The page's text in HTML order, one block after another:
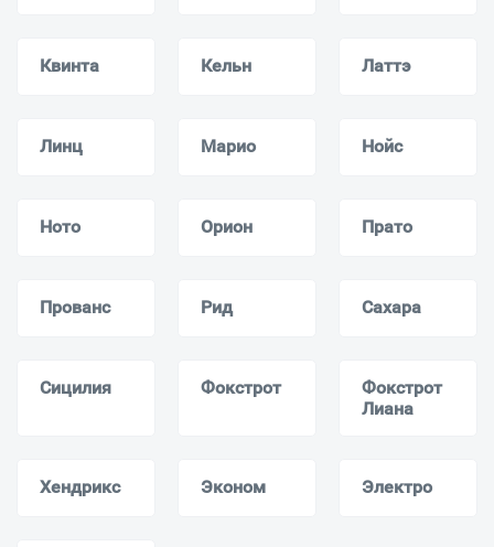
Квинта Кельн Латтэ
Линц Марио Нойс
Ното Орион Прато
Прованс Рид Сахара
Сицилия Фокстрот
Фокстрот
Лиана
Хендрикс Эконом Электро